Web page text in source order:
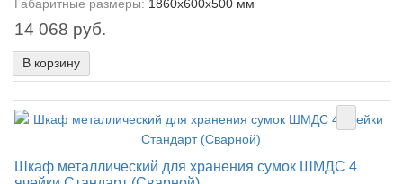
Габаритные размеры: 1860х600х500 мм
14 068 руб.
В корзину
Шкаф металлический для хранения сумок ШМДС 4